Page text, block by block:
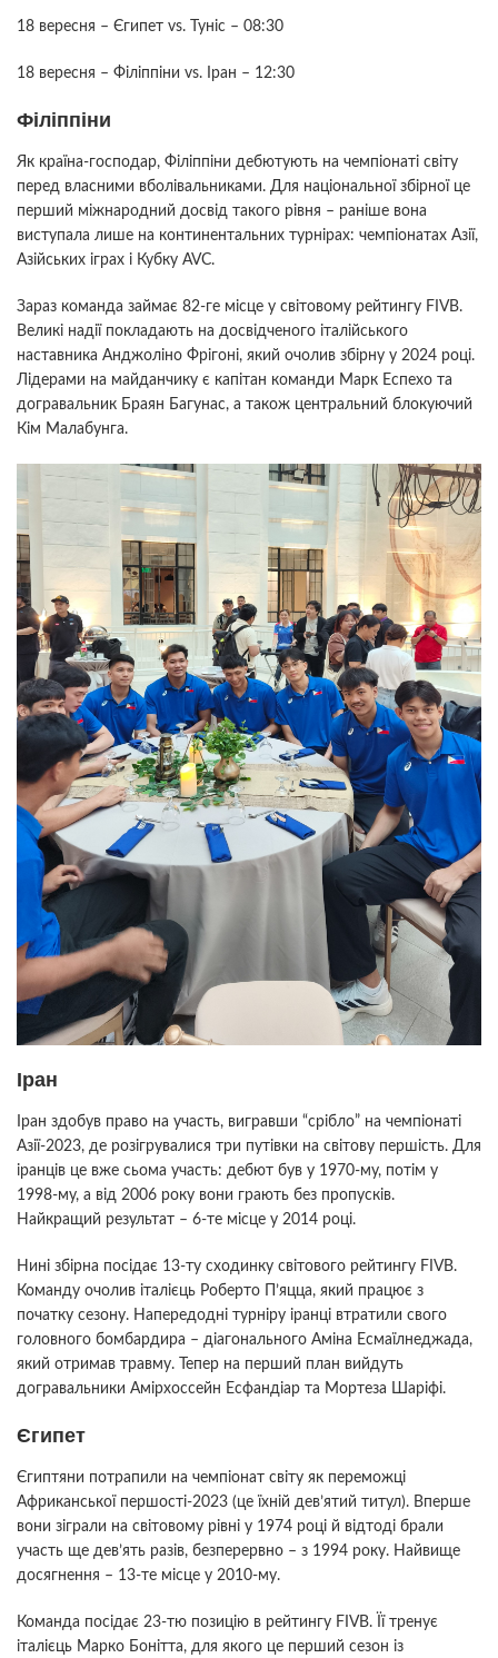
18 вересня – Єгипет vs. Туніс – 08:30
18 вересня – Філіппіни vs. Іран – 12:30
Філіппіни
Як країна-господар, Філіппіни дебютують на чемпіонаті світу
перед власними вболівальниками. Для національної збірної це
перший міжнародний досвід такого рівня – раніше вона
виступала лише на континентальних турнірах: чемпіонатах Азії,
Азійських іграх і Кубку AVC.
Зараз команда займає 82-ге місце у світовому рейтингу FIVB.
Великі надії покладають на досвідченого італійського
наставника Анджоліно Фрігоні, який очолив збірну у 2024 році.
Лідерами на майданчику є капітан команди Марк Еспехо та
догравальник Браян Багунас, а також центральний блокуючий
Кім Малабунга.
Іран
Іран здобув право на участь, вигравши “срібло” на чемпіонаті
Азії-2023, де розігрувалися три путівки на світову першість. Для
іранців це вже сьома участь: дебют був у 1970-му, потім у
1998-му, а від 2006 року вони грають без пропусків.
Найкращий результат – 6-те місце у 2014 році.
Нині збірна посідає 13-ту сходинку світового рейтингу FIVB.
Команду очолив італієць Роберто П’яцца, який працює з
початку сезону. Напередодні турніру іранці втратили свого
головного бомбардира – діагонального Аміна Есмаїлнеджада,
який отримав травму. Тепер на перший план вийдуть
догравальники Амірхоссейн Есфандіар та Мортеза Шаріфі.
Єгипет
Єгиптяни потрапили на чемпіонат світу як переможці
Африканської першості-2023 (це їхній дев’ятий титул). Вперше
вони зіграли на світовому рівні у 1974 році й відтоді брали
участь ще дев’ять разів, безперервно – з 1994 року. Найвище
досягнення – 13-те місце у 2010-му.
Команда посідає 23-тю позицію в рейтингу FIVB. Її тренує
італієць Марко Бонітта, для якого це перший сезон із